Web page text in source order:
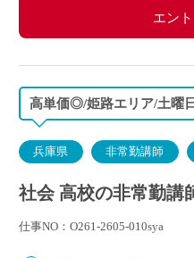
エン
高単価◎/姫路エリア/土曜
兵庫県 非常勤講師
社会 高校の非常勤講
仕事NO：O261-2605-010sya